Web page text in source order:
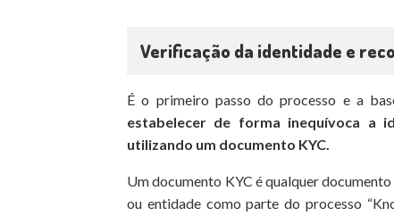
Verificação da identidade e
É o primeiro passo do processo e a
estabelecer de forma inequívoca a
utilizando um documento KYC.
Um documento KYC é qualquer
ou entidade como parte do processo